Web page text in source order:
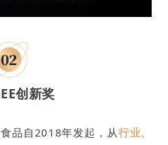
创新奖
品自2018年发起， 从行业、